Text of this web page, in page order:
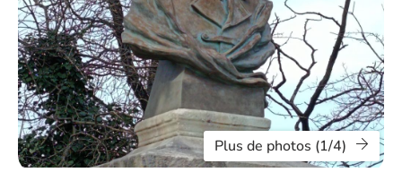
Plus de photos (1/4)